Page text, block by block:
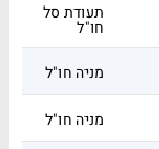
תעודת סל
חו"ל
מניה חו"ל
מניה חו"ל